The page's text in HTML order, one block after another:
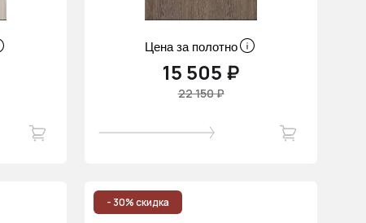
Цена за полотно
15 505 ₽
22 150 ₽
- 30% скидка